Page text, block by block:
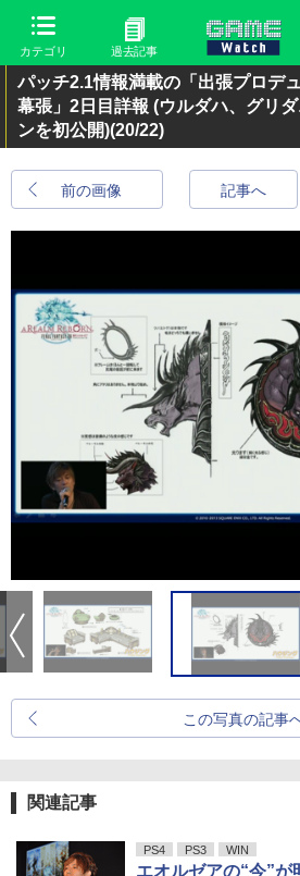
カテゴリ 過去記事
パッチ2.1情報満載の「出張プロデ
幕張」2日目詳報 (ウルダハ、グリ
ンを初公開)(20/22)
前の画像 記事へ
この写真の記事
関連記事
PS4 PS3 WIN
エオルゼアの“今”が